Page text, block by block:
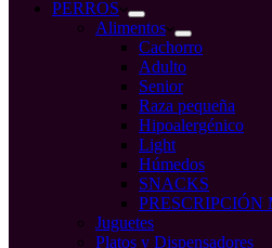
compraPERROS
Alimentos
Cachorro
Adulto
Senior
Raza pequeña
Hipoalergénico
Light
Húmedos
SNACKS
PRESCRIPCIÓN
Juguetes
Platos y Dispensadores